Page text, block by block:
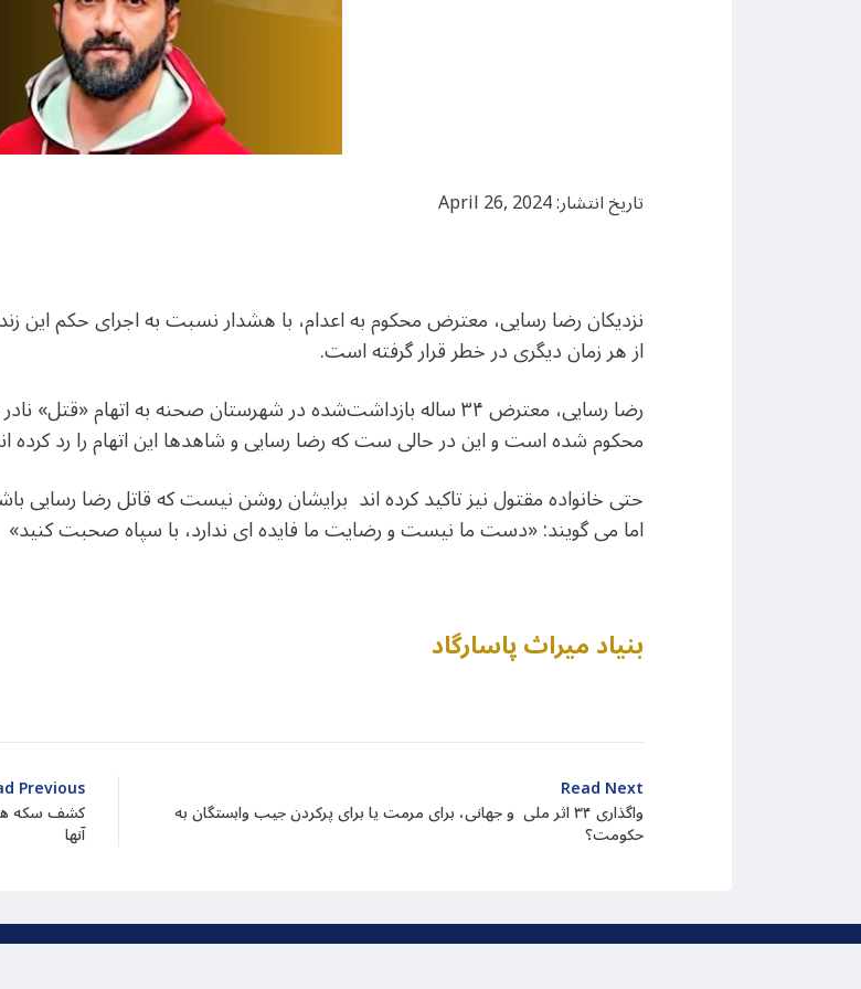
تاریخ انتشار: April 26, 2024
نزدیکان رضا رسایی، معترض محکوم به اعدام، با هشدار نسبت به اجرای حکم
از هر زمان دیگری در خطر قرار گرفته است.
رضا رسایی، معترض ۳۴ ساله بازداشت‌شده در شهرستان صحنه به اتهام
محکوم شده است و این در حالی ست که رضا رسایی و شاهدها این اتهام را رد کرده
حتی خانواده مقتول نیز تاکید کرده اند برایشان روشن نیست که قاتل رضا
اما می گویند: «دست ما نیست و رضایت ما فایده ای ندارد، با سپاه صحبت کنید»
بنیاد میراث پاسارگاد
Previous
کشف سکه
آنها
Read Next
واگذاری ۳۴ اثر ملی و جهانی، برای مرمت یا برای پرکردن جیب وابستگان به
حکومت؟